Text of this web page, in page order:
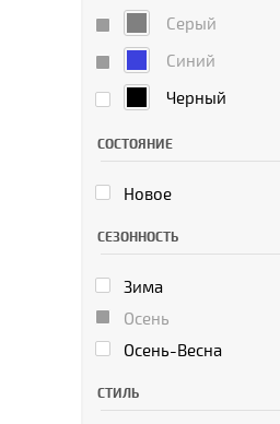
Серый
Синий
Черный
СОСТОЯНИЕ
Новое
СЕЗОННОСТЬ
Зима
Осень
Осень-Весна
СТИЛЬ